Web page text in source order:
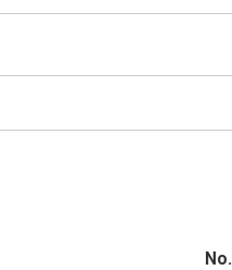
No.